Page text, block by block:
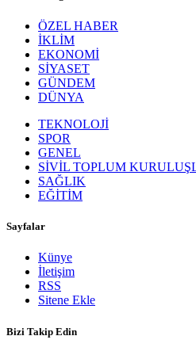
ÖZEL HABER
İKLİM
EKONOMİ
SİYASET
GÜNDEM
DÜNYA
TEKNOLOJİ
SPOR
GENEL
SİVİL TOPLUM
SAĞLIK
EĞİTİM
Sayfalar
Künye
İletişim
RSS
Sitene Ekle
Bizi Takip Edin